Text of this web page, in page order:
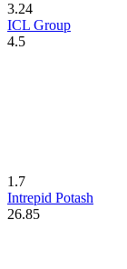
3.24
ICL Group
4.5
1.7
Intrepid Potash
26.85